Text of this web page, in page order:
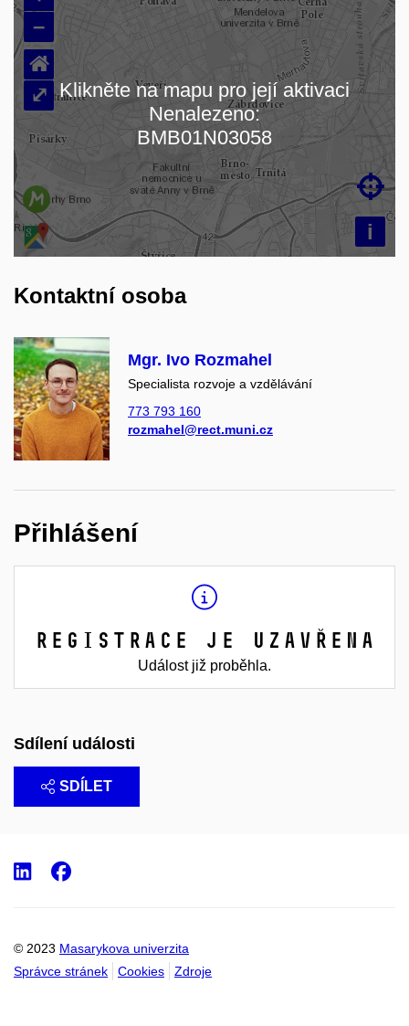
Načítám mapu…
–
i

⌂
⤢ Klikněte na mapu pro její aktivaci
Nenalezeno:
BMB01N03058
Kontaktní osoba
Mgr. Ivo Rozmahel
Specialista rozvoje a vzdělávání
773 793 160
rozmahel@rect.muni.cz
Přihlášení
Registrace je uzavřena
Událost již proběhla.
Sdílení události
SDÍLET
© 2023 Masarykova univerzita
Správce stránek
Cookies Zdroje
LinkedIn
Facebook